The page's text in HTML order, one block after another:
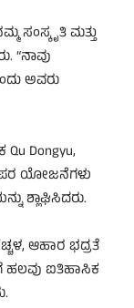
ಸಂಸ್ಕೃತಿ ಮತ್ತು
“ನಾವು
ಅವರು
Dongyu,
ಯೋಜನೆಗಳು
ಶ್ಲಾಘಿಸಿದರು.
ಆಹಾರ ಭದ್ರತೆ
ಹಲವು ಐತಿಹಾಸಿಕ